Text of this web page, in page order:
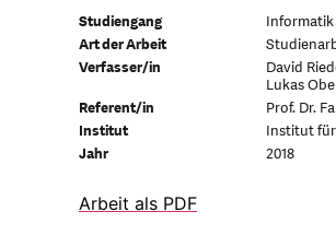
Studiengang
Informatik
Art der Arbeit
Verfasser/in
David
Lukas
Referent/in
Prof. Dr.
Institut
Institut
Jahr
2018
Arbeit als PDF